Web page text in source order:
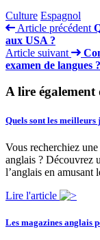
Culture Espagnol
Article précédent
aux USA ?
Article suivant
examen de langues ?
A lire
Quels sont les
Vous recherchiez
anglais ? Découvrez
l’anglais en amusant
Lire l'article
Les magazines anglais